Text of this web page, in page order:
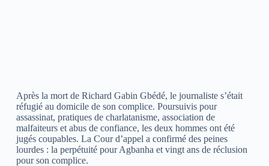
Après la mort de Richard Gabin Gbédé, le journaliste s’était
réfugié au domicile de son complice. Poursuivis pour
assassinat, pratiques de charlatanisme, association de
malfaiteurs et abus de confiance, les deux hommes ont été
jugés coupables. La Cour d’appel a confirmé des peines
lourdes : la perpétuité pour Agbanha et vingt ans de réclusion
pour son complice.